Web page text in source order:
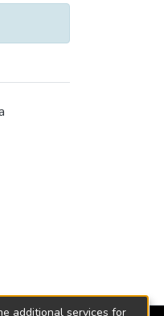
additional services for